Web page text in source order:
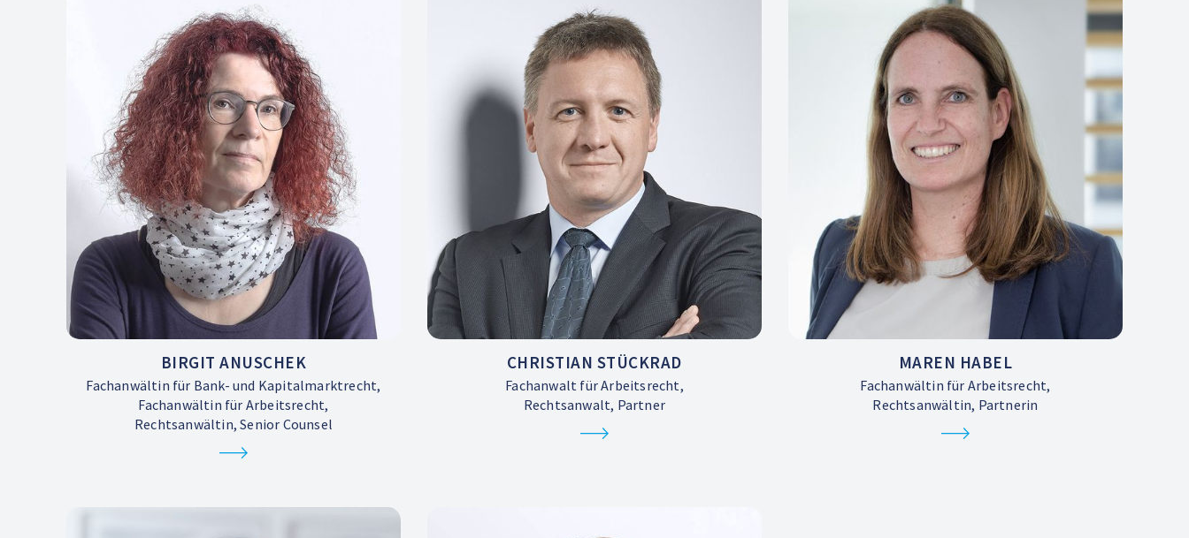
BIRGIT ANUSCHEK
Fachanwältin für Bank- und Kapitalmarktrecht,
Fachanwältin für Arbeitsrecht,
Rechtsanwältin, Senior Counsel
CHRISTIAN STÜCKRAD
Fachanwalt für Arbeitsrecht,
Rechtsanwalt, Partner
MAREN HABEL
Fachanwältin für Arbeitsrecht,
Rechtsanwältin, Partnerin